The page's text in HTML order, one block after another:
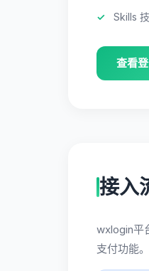
Skills
查看
接入
wxlogin平
支付功能。